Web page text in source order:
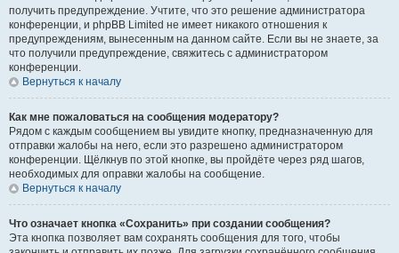
получить предупреждение. Учтите, что это решение администратора
конференции, и phpBB Limited не имеет никакого отношения к
предупреждениям, вынесенным на данном сайте. Если вы не знаете, за
что получили предупреждение, свяжитесь с администратором
конференции.
Вернуться к началу
Как мне пожаловаться на сообщения модератору?
Рядом с каждым сообщением вы увидите кнопку, предназначенную для
отправки жалобы на него, если это разрешено администратором
конференции. Щёлкнув по этой кнопке, вы пройдёте через ряд шагов,
необходимых для оправки жалобы на сообщение.
Вернуться к началу
Что означает кнопка «Сохранить» при создании сообщения?
Эта кнопка позволяет вам сохранять сообщения для того, чтобы